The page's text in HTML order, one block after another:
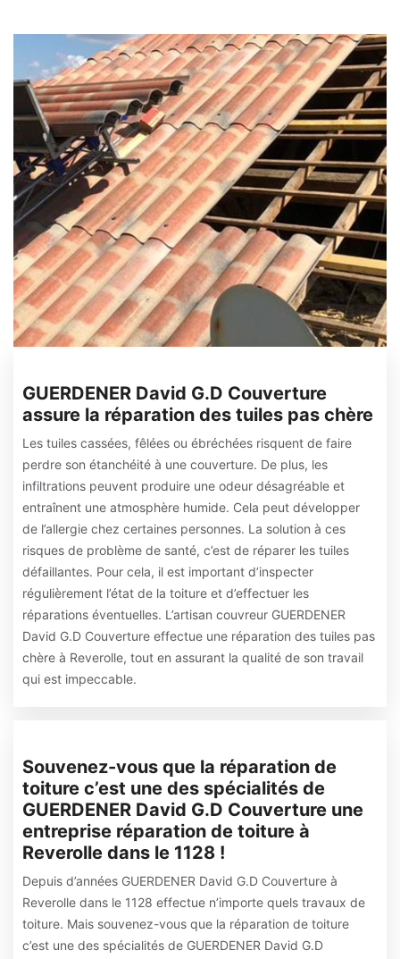
GUERDENER David G.D Couverture
assure la réparation des tuiles pas chère
Les tuiles cassées, fêlées ou ébréchées risquent de faire
perdre son étanchéité à une couverture. De plus, les
infiltrations peuvent produire une odeur désagréable et
entraînent une atmosphère humide. Cela peut développer
de l’allergie chez certaines personnes. La solution à ces
risques de problème de santé, c’est de réparer les tuiles
défaillantes. Pour cela, il est important d’inspecter
régulièrement l’état de la toiture et d’effectuer les
réparations éventuelles. L’artisan couvreur GUERDENER
David G.D Couverture effectue une réparation des tuiles pas
chère à Reverolle, tout en assurant la qualité de son travail
qui est impeccable.
Souvenez-vous que la réparation de
toiture c’est une des spécialités de
GUERDENER David G.D Couverture une
entreprise réparation de toiture à
Reverolle dans le 1128 !
Depuis d’années GUERDENER David G.D Couverture à
Reverolle dans le 1128 effectue n’importe quels travaux de
toiture. Mais souvenez-vous que la réparation de toiture
c’est une des spécialités de GUERDENER David G.D